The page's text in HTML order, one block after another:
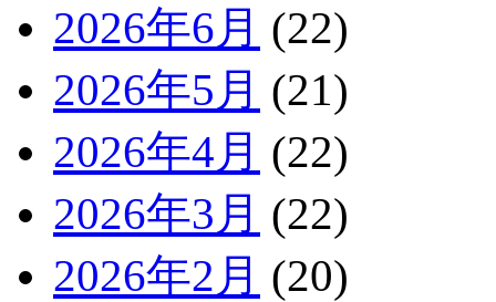
2026年6月 (22)
2026年5月 (21)
2026年4月 (22)
2026年3月 (22)
2026年2月 (20)